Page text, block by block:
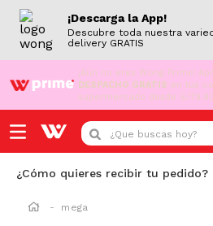
¡Descarga la App!
Descubre toda nuestra
delivery GRATIS
¡Aún no eres Wong Prime!
DESPACHO GRATIS en tus
supermercado desde S/
¿Que buscas hoy?
¿Cómo quieres recibir tu pedido?
mega